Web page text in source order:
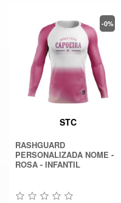
STC
RASHGUARD
PERSONALIZADA NOME -
ROSA - INFANTIL
-0%